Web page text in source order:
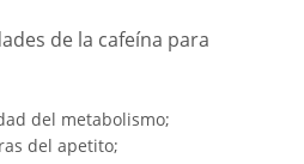
de la cafeína para
del metabolismo;
del apetito;